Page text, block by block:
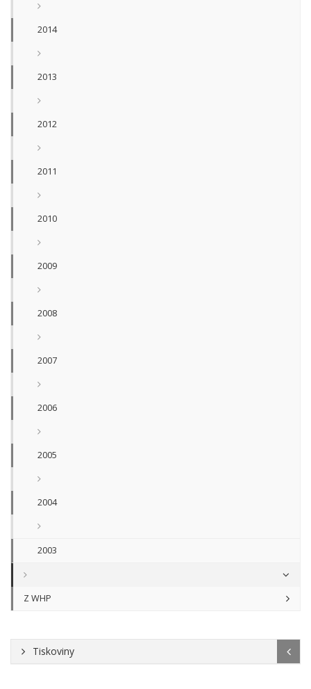
2014
2013
2012
2011
2010
2009
2008
2007
2006
2005
2004
2003
Z WHP
Tiskoviny